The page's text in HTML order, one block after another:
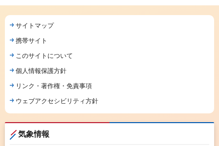
サイトマップ
携帯サイト
このサイトについて
個人情報保護方針
リンク・著作権・免責事項
ウェブアクセシビリティ方針
気象情報